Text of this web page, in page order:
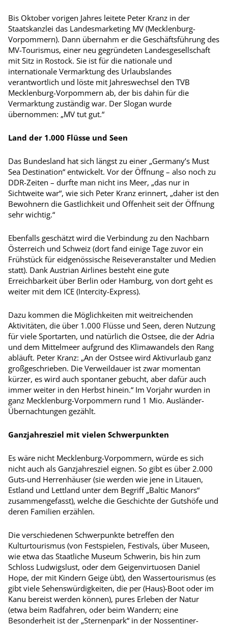
Bis Oktober vorigen Jahres leitete Peter Kranz in der
Staatskanzlei das Landesmarketing MV (Mecklenburg-
Vorpommern). Dann übernahm er die Geschäftsführung des
MV-Tourismus, einer neu gegründeten Landesgesellschaft
mit Sitz in Rostock. Sie ist für die nationale und
internationale Vermarktung des Urlaubslandes
verantwortlich und löste mit Jahreswechsel den TVB
Mecklenburg-Vorpommern ab, der bis dahin für die
Vermarktung zuständig war. Der Slogan wurde
übernommen: „MV tut gut.“
Land der 1.000 Flüsse und Seen
Das Bundesland hat sich längst zu einer „Germany’s Must
Sea Destination“ entwickelt. Vor der Öffnung – also noch zu
DDR-Zeiten – durfte man nicht ins Meer, „das nur in
Sichtweite war“, wie sich Peter Kranz erinnert, „daher ist den
Bewohnern die Gastlichkeit und Offenheit seit der Öffnung
sehr wichtig.“
Ebenfalls geschätzt wird die Verbindung zu den Nachbarn
Österreich und Schweiz (dort fand einige Tage zuvor ein
Frühstück für eidgenössische Reiseveranstalter und Medien
statt). Dank Austrian Airlines besteht eine gute
Erreichbarkeit über Berlin oder Hamburg, von dort geht es
weiter mit dem ICE (Intercity-Express).
Dazu kommen die Möglichkeiten mit weitreichenden
Aktivitäten, die über 1.000 Flüsse und Seen, deren Nutzung
für viele Sportarten, und natürlich die Ostsee, die der Adria
und dem Mittelmeer aufgrund des Klimawandels den Rang
abläuft. Peter Kranz: „An der Ostsee wird Aktivurlaub ganz
großgeschrieben. Die Verweildauer ist zwar momentan
kürzer, es wird auch spontaner gebucht, aber dafür auch
immer weiter in den Herbst hinein.“ Im Vorjahr wurden in
ganz Mecklenburg-Vorpommern rund 1 Mio. Ausländer-
Übernachtungen gezählt.
Ganzjahresziel mit vielen Schwerpunkten
Es wäre nicht Mecklenburg-Vorpommern, würde es sich
nicht auch als Ganzjahresziel eignen. So gibt es über 2.000
Guts-und Herrenhäuser (sie werden wie jene in Litauen,
Estland und Lettland unter dem Begriff „Baltic Manors“
zusammengefasst), welche die Geschichte der Gutshöfe und
deren Familien erzählen.
Die verschiedenen Schwerpunkte betreffen den
Kulturtourismus (von Festspielen, Festivals, über Museen,
wie etwa das Staatliche Museum Schwerin, bis hin zum
Schloss Ludwigslust, oder dem Geigenvirtuosen Daniel
Hope, der mit Kindern Geige übt), den Wassertourismus (es
gibt viele Sehenswürdigkeiten, die per (Haus)-Boot oder im
Kanu bereist werden können), pures Erleben der Natur
(etwa beim Radfahren, oder beim Wandern; eine
Besonderheit ist der „Sternenpark“ in der Nossentiner-